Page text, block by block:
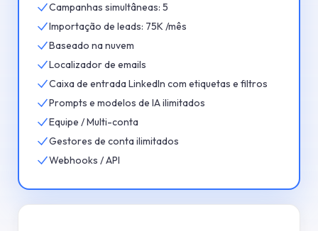
Campanhas simultâneas: 5
Importação de leads: 75K /mês
Baseado na nuvem
Localizador de emails
Caixa de entrada LinkedIn com etiquetas e filtros
Prompts e modelos de IA ilimitados
Equipe / Multi-conta
Gestores de conta ilimitados
Webhooks / API